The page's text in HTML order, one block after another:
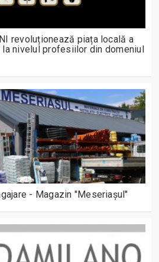
revoluționează piața locală a
nivelul profesiilor din domeniul
- Magazin "Meseriașul"